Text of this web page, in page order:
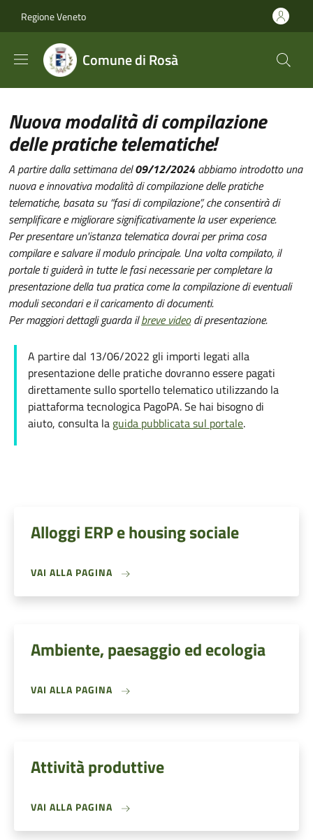
Regione Veneto
Comune di Rosà
Nuova modalità di compilazione
delle pratiche telematiche!
A partire dalla settimana del09/12/2024 abbiamo introdotto una
nuova e innovativa modalità di compilazione delle pratiche
telematiche, basata su “fasi di compilazione”, che consentirà di
semplificare e migliorare significativamente la user experience.
Per presentare un'istanza telematica dovrai per prima cosa
compilare e salvare il modulo principale. Una volta compilato, il
portale ti guiderà in tutte le fasi necessarie per completare la
presentazione della tua pratica come la compilazione di eventuali
moduli secondari e il caricamento di documenti.
Per maggiori dettagli guarda ilbreve videodi presentazione.
A partire dal 13/06/2022 gli importi legati alla
presentazione delle pratiche dovranno essere pagati
direttamente sullo sportello telematico utilizzando la
piattaforma tecnologica PagoPA. Se hai bisogno di
aiuto, consulta la guida pubblicata sul portale.
Alloggi ERP e housing sociale
VAI ALLA PAGINA
Ambiente, paesaggio ed ecologia
VAI ALLA PAGINA
Attività produttive
VAI ALLA PAGINA